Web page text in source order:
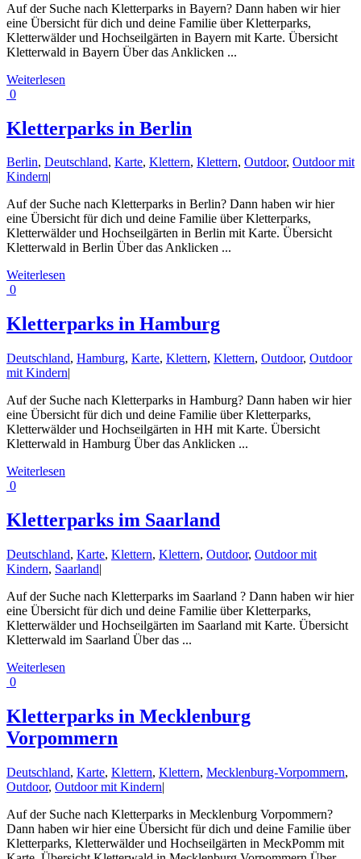
Auf der Suche nach Kletterparks in Bayern? Dann haben wir hier
eine Übersicht für dich und deine Familie über Kletterparks,
Kletterwälder und Hochseilgärten in Bayern mit Karte. Übersicht
Kletterwald in Bayern Über das Anklicken ...
Weiterlesen
0
Kletterparks in Berlin
Berlin, Deutschland, Karte, Klettern, Klettern, Outdoor, Outdoor mit
Kindern|
Auf der Suche nach Kletterparks in Berlin? Dann haben wir hier
eine Übersicht für dich und deine Familie über Kletterparks,
Kletterwälder und Hochseilgärten in Berlin mit Karte. Übersicht
Kletterwald in Berlin Über das Anklicken ...
Weiterlesen
0
Kletterparks in Hamburg
Deutschland, Hamburg, Karte, Klettern, Klettern, Outdoor, Outdoor
mit Kindern|
Auf der Suche nach Kletterparks in Hamburg? Dann haben wir hier
eine Übersicht für dich und deine Familie über Kletterparks,
Kletterwälder und Hochseilgärten in HH mit Karte. Übersicht
Kletterwald in Hamburg Über das Anklicken ...
Weiterlesen
0
Kletterparks im Saarland
Deutschland, Karte, Klettern, Klettern, Outdoor, Outdoor mit
Kindern, Saarland|
Auf der Suche nach Kletterparks im Saarland ? Dann haben wir hier
eine Übersicht für dich und deine Familie über Kletterparks,
Kletterwälder und Hochseilgärten im Saarland mit Karte. Übersicht
Kletterwald im Saarland Über das ...
Weiterlesen
0
Kletterparks in Mecklenburg
Vorpommern
Deutschland, Karte, Klettern, Klettern, Mecklenburg-Vorpommern,
Outdoor, Outdoor mit Kindern|
Auf der Suche nach Kletterparks in Mecklenburg Vorpommern?
Dann haben wir hier eine Übersicht für dich und deine Familie über
Kletterparks, Kletterwälder und Hochseilgärten in MeckPomm mit